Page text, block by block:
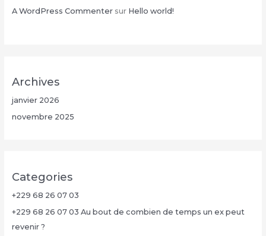
A WordPress Commentersur Hello world!
Archives
janvier 2026
novembre 2025
Categories
+229 68 26 07 03
+229 68 26 07 03 Au bout de combien de temps un ex peut
revenir ?